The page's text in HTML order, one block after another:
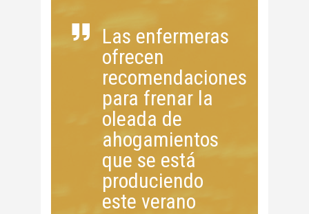
Las enfermeras
ofrecen
recomendaciones
para frenar la
oleada de
ahogamientos
que se está
produciendo
este verano